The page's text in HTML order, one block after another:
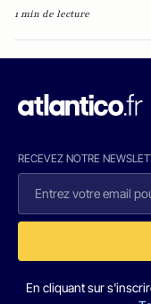
1 min de lecture
RECEVEZ NOTRE
En cliquant sur